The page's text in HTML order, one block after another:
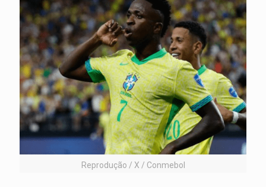
Reprodução / X / Conmebol